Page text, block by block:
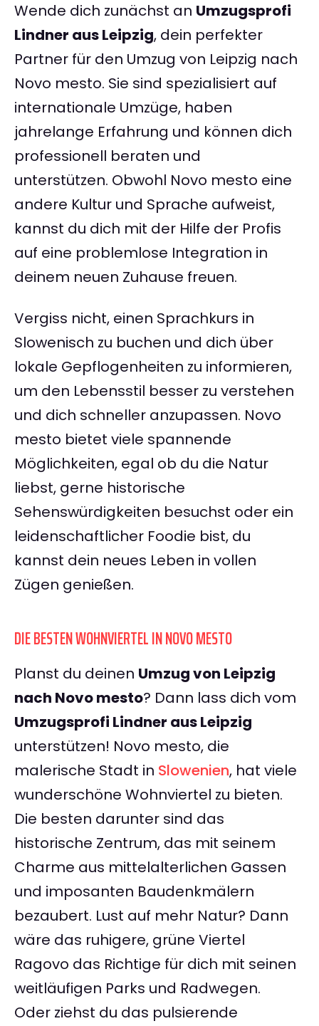
Wende dich zunächst an Umzugsprofi
Lindner aus Leipzig, dein perfekter
Partner für den Umzug von Leipzig nach
Novo mesto. Sie sind spezialisiert auf
internationale Umzüge, haben
jahrelange Erfahrung und können dich
professionell beraten und
unterstützen. Obwohl Novo mesto eine
andere Kultur und Sprache aufweist,
kannst du dich mit der Hilfe der Profis
auf eine problemlose Integration in
deinem neuen Zuhause freuen.
Vergiss nicht, einen Sprachkurs in
Slowenisch zu buchen und dich über
lokale Gepflogenheiten zu informieren,
um den Lebensstil besser zu verstehen
und dich schneller anzupassen. Novo
mesto bietet viele spannende
Möglichkeiten, egal ob du die Natur
liebst, gerne historische
Sehenswürdigkeiten besuchst oder ein
leidenschaftlicher Foodie bist, du
kannst dein neues Leben in vollen
Zügen genießen.
DIE BESTEN WOHNVIERTEL IN NOVO MESTO
Planst du deinen Umzug von Leipzig
nach Novo mesto? Dann lass dich vom
Umzugsprofi Lindner aus Leipzig
unterstützen! Novo mesto, die
malerische Stadt in Slowenien, hat viele
wunderschöne Wohnviertel zu bieten.
Die besten darunter sind das
historische Zentrum, das mit seinem
Charme aus mittelalterlichen Gassen
und imposanten Baudenkmälern
bezaubert. Lust auf mehr Natur? Dann
wäre das ruhigere, grüne Viertel
Ragovo das Richtige für dich mit seinen
weitläufigen Parks und Radwegen.
Oder ziehst du das pulsierende